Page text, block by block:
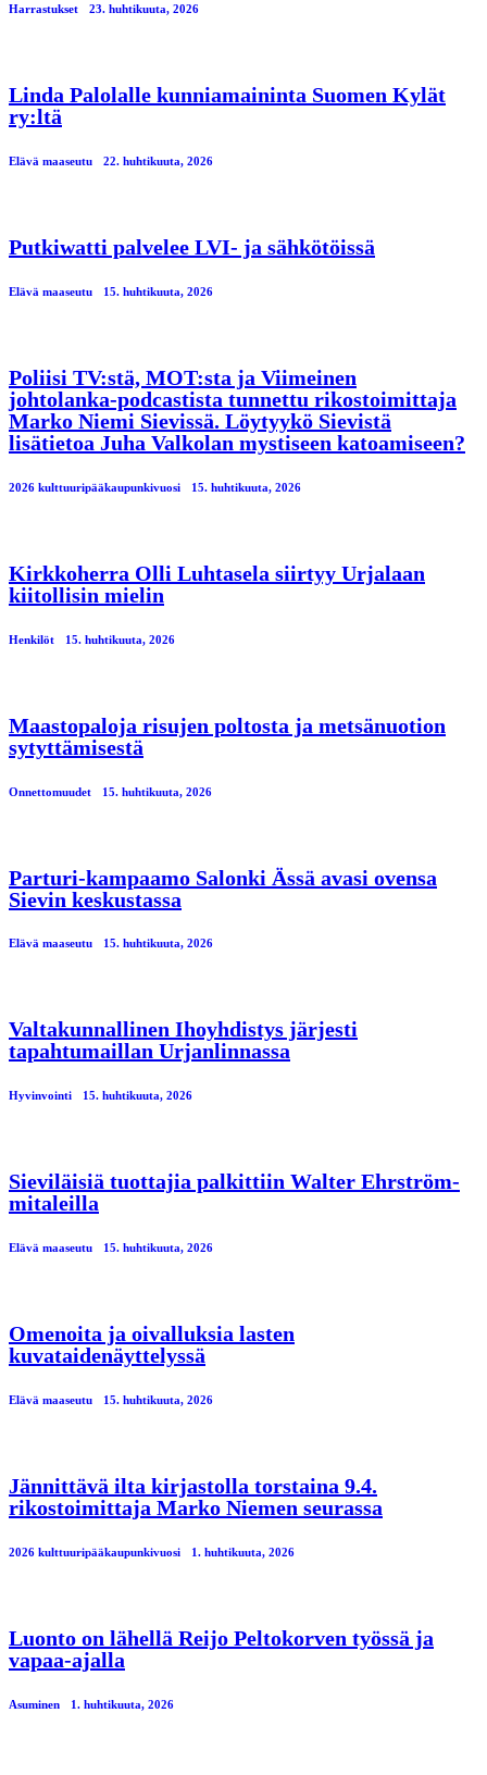
Harrastukset 23. huhtikuuta, 2026
Linda Palolalle kunniamaininta Suomen Kylät
ry:ltä
Elävä maaseutu 22. huhtikuuta, 2026
Putkiwatti palvelee LVI- ja sähkötöissä
Elävä maaseutu 15. huhtikuuta, 2026
Poliisi TV:stä, MOT:sta ja Viimeinen
johtolanka-podcastista tunnettu rikostoimittaja
Marko Niemi Sievissä. Löytyykö Sievistä
lisätietoa Juha Valkolan mystiseen katoamiseen?
2026 kulttuuripääkaupunkivuosi 15. huhtikuuta, 2026
Kirkkoherra Olli Luhtasela siirtyy Urjalaan
kiitollisin mielin
Henkilöt 15. huhtikuuta, 2026
Maastopaloja risujen poltosta ja metsänuotion
sytyttämisestä
Onnettomuudet 15. huhtikuuta, 2026
Parturi-kampaamo Salonki Ässä avasi ovensa
Sievin keskustassa
Elävä maaseutu 15. huhtikuuta, 2026
Valtakunnallinen Ihoyhdistys järjesti
tapahtumaillan Urjanlinnassa
Hyvinvointi 15. huhtikuuta, 2026
Sieviläisiä tuottajia palkittiin Walter Ehrström-
mitaleilla
Elävä maaseutu 15. huhtikuuta, 2026
Omenoita ja oivalluksia lasten
kuvataidenäyttelyssä
Elävä maaseutu 15. huhtikuuta, 2026
Jännittävä ilta kirjastolla torstaina 9.4.
rikostoimittaja Marko Niemen seurassa
2026 kulttuuripääkaupunkivuosi 1. huhtikuuta, 2026
Luonto on lähellä Reijo Peltokorven työssä ja
vapaa-ajalla
Asuminen 1. huhtikuuta, 2026